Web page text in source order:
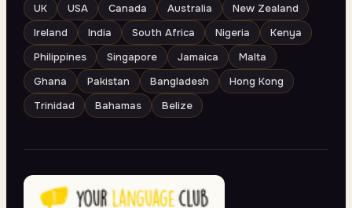
UK USA Canada Australia
New Zealand
Ireland
India South Africa Nigeria
Kenya
Philippines
Singapore Jamaica
Malta
Ghana
Pakistan Bangladesh
Hong Kong
Trinidad
Bahamas Belize